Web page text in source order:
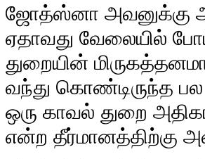
ஜோத்ஸ்னா அவனுக்கு
ஏதாவது வேலையில்
துறையின்
வந்து கொண்டிருந்த
ஒரு காவல் துறை
என்ற தீர்மானத்திற்கு